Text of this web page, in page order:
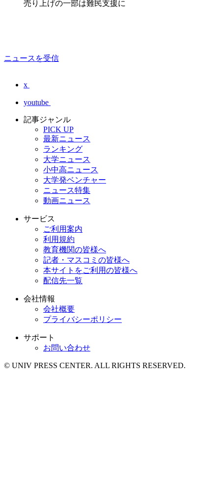
売り上げの一部は難民支援に
ニュースを受信
x
youtube
記事ジャンル
PICK UP
最新ニュース
ランキング
大学ニュース
小中高ニュース
大学発ベンチャー
ニュース特集
動画ニュース
サービス
ご利用案内
利用規約
教育機関の皆様へ
記者・マスコミの皆様へ
本サイトをご利用の皆様へ
配信先一覧
会社情報
会社概要
プライバシーポリシー
サポート
お問い合わせ
© UNIV PRESS CENTER. ALL RIGHTS RESERVED.